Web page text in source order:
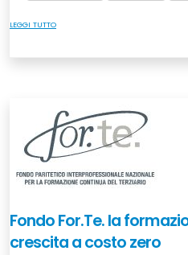
LEGGI TUTTO
Fondo For.Te. la
crescita a costo zero